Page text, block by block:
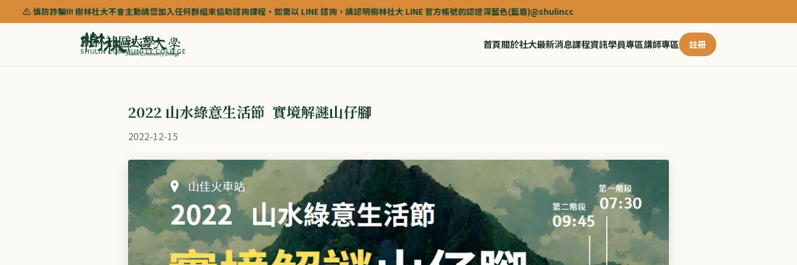
樹林社大不會主動請您加入任何群組來協助諮詢課程，如需以 LINE 諮詢，請認明樹林社大 LINE 官方帳號的認證深藍色(藍盾)@shulincc
樹林社區大學
SHULIN COMMUNITY COLLEGE
首頁關於社大最新消息課程資訊學員專區講師專區 註冊
2022 山水綠意生活節 實境解謎山仔腳
2022-12-15